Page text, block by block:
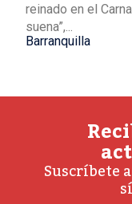
reinado en el
suena”,...
Barranquilla
Suscríbete